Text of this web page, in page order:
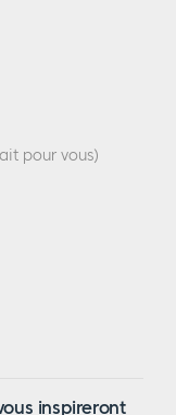
pour vous)
inspireront